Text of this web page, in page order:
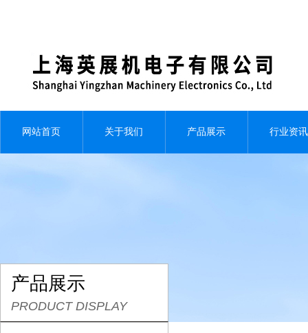
网站首页 关于我们 产品展示 行业资讯
产品展示
PRODUCT DISPLAY